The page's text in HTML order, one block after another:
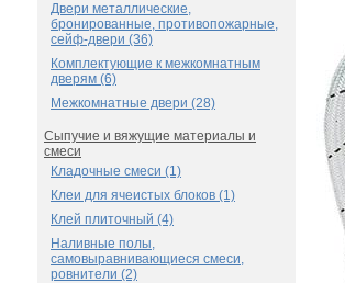
Двери металлические,
бронированные, противопожарные,
сейф-двери (36)
Комплектующие к межкомнатным
дверям (6)
Межкомнатные двери (28)
Сыпучие и вяжущие материалы и
смеси
Кладочные смеси (1)
Клеи для ячеистых блоков (1)
Клей плиточный (4)
Наливные полы,
самовыравнивающиеся смеси,
ровнители (2)